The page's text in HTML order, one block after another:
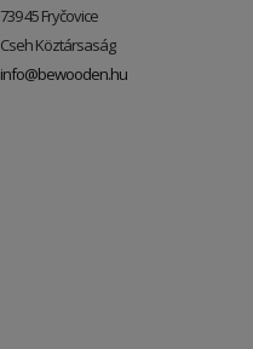
739 45 Fryčovice
Cseh Köztársaság
info@bewooden.hu